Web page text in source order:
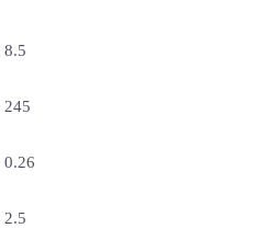
8.5
245
0.26
2.5